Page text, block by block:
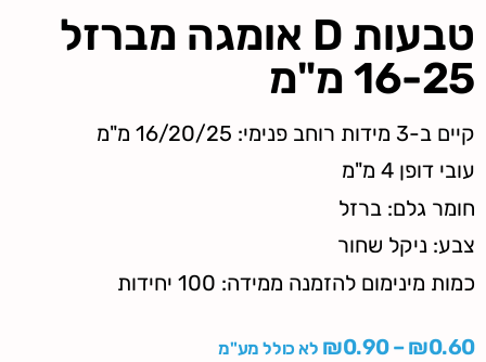
טבעות D אומגה מברזל
16-25 מ"מ
קיים ב-3 מידות רוחב פנימי: 16/20/25 מ"מ
עובי דופן 4 מ"מ
חומר גלם: ברזל
צבע: ניקל שחור
כמות מינימום להזמנה ממידה: 100 יחידות
₪0.60
–
₪0.90
לא כולל מע"מ